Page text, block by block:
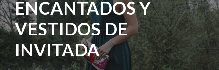
ENCANTADOS Y
VESTIDOS DE
INVITADA